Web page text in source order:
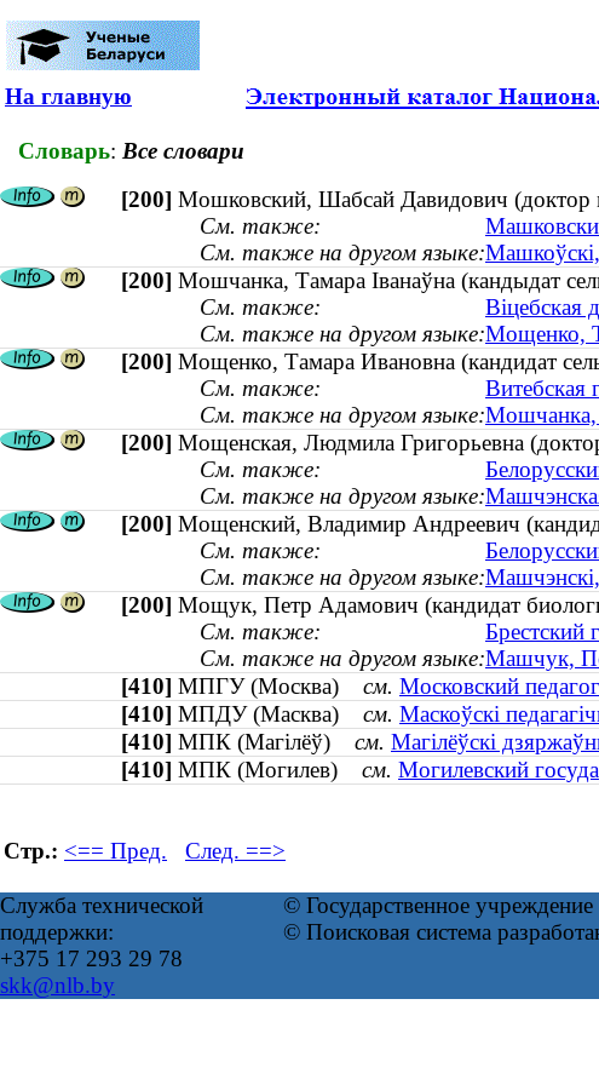
На главную
Словарь: Все словари
[200] Мошковский, Шабсай Давидович (доктор
См. также:
См. также на другом языке:
[200] Мошчанка, Тамара Іванаўна (кандыдат
См. также:
Віцебская
См. также на другом языке:Мощенко,
[200] Мощенко, Тамара Ивановна (кандидат
См. также:
Витебская
См. также на другом языке:Мошчанка,
[200] Мощенская, Людмила Григорьевна
См. также:
См. также на другом языке:
[200] Мощенский, Владимир Андреевич
См. также:
См. также на другом языке:Машчэнскi,
[200] Мощук, Петр Адамович (кандидат
См. также:
Брестский
См. также на другом языке:Машчук,
[410] МПГУ (Москва) см. Московский
[410] МПДУ (Масква) см. Маскоўскі
[410] МПК (Магілёў) см. Магілёўскі
[410] МПК (Могилев) см. Могилевский
Стр.: <== Пред. След. ==>
Служба технической
поддержки:
+375 17 293 29 78
skk@nlb.by
© Государственное
© Поисковая система